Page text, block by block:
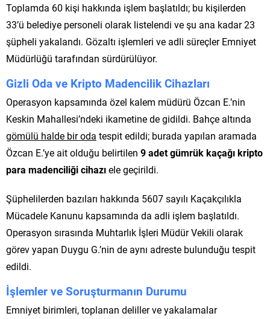
Toplamda 60 kişi hakkında işlem başlatıldı; bu kişilerden
33’ü belediye personeli olarak listelendi ve şu ana kadar 23
şüpheli yakalandı. Gözaltı işlemleri ve adli süreçler Emniyet
Müdürlüğü tarafından sürdürülüyor.
Gizli Oda ve Kripto Madencilik Cihazları
Operasyon kapsamında özel kalem müdürü Özcan E.’nin
Keskin Mahallesi’ndeki ikametine de gidildi. Bahçe altında
gömülü halde bir oda tespit edildi; burada yapılan aramada
Özcan E.’ye ait olduğu belirtilen 9 adet gümrük kaçağı kripto
para madenciliği cihazıele geçirildi.
Şüphelilerden bazıları hakkında 5607 sayılı Kaçakçılıkla
Mücadele Kanunu kapsamında da adli işlem başlatıldı.
Operasyon sırasında Muhtarlık İşleri Müdür Vekili olarak
görev yapan Duygu G.’nin de aynı adreste bulunduğu tespit
edildi.
İşlemler ve Soruşturmanın Durumu
Emniyet birimleri, toplanan deliller ve yakalamalar